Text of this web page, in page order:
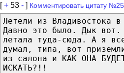
[+ 53 - ] Комментировать цитату
Летели из Владивостока
Давно это было. Дык вот.
летала туда-сюда. А я
думал, типа, вот
из салона и КАК ОНА
ИСКАТЬ?!!